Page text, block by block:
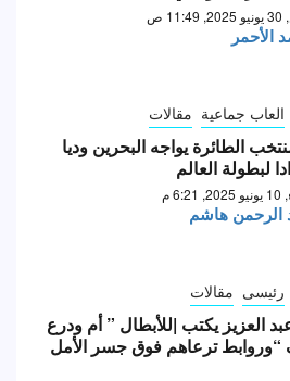
ص
الأحمر
العاب جماعية مقالات
الطائرة يواجه البحرين وديا
لبطولة العالم
م
الرحمن هاشم
رئيسى مقالات
العزيز يكتب |للأبطال ” أم ودرع
ترعاهم فوق جسر الأمل